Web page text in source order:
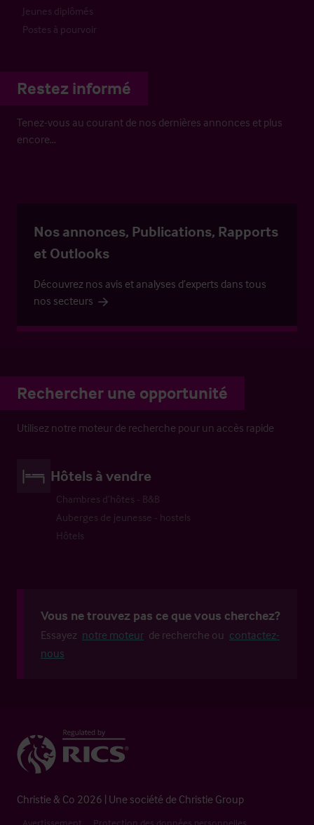
Jeunes diplômés
Postes à pourvoir
Restez informé
Tenez-vous au courant de nos dernières annonces et plus
encore…
Nos annonces, Publications, Rapports
et Outlooks
Découvrez nos avis et analyses d’experts dans tous
nos secteurs
Rechercher une opportunité
Utilisez notre moteur de recherche pour un accès rapide
Hôtels à vendre
Chambres d’hôtes - B&B
Auberges de jeunesse - hostels
Hôtels
Vous ne trouvez pas ce que vous cherchez?
Essayez notre moteur de recherche ou contactez-
nous
Christie & Co 2026 | Une société de Christie Group
Avertissement Protection des données personnelles